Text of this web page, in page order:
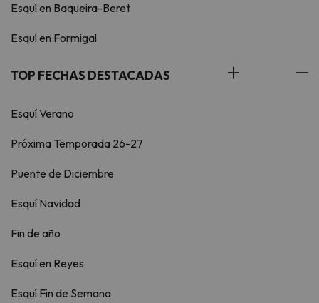
Esquí en Baqueira-Beret
Esquí en Formigal
TOP FECHAS DESTACADAS
Esquí Verano
Próxima Temporada 26-27
Puente de Diciembre
Esquí Navidad
Fin de año
Esquí en Reyes
Esquí Fin de Semana